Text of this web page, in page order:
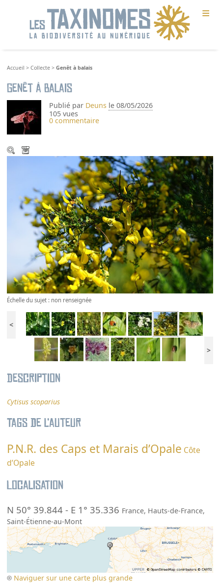
≡
Accueil >Collecte >Genêt à balais
Genêt à balais
Publié par Deuns le 08/05/2026
105 vues
0 commentaire
Échelle du sujet : non renseignée
<
>
Description
Cytisus scoparius
Tags de l’auteur
P.N.R. des Caps et Marais d’Opale Côte
d’Opale
Localisation
N 50° 39.844 - E 1° 35.336 France, Hauts-de-France,
Saint-Étienne-au-Mont
Naviguer sur une carte plus grande